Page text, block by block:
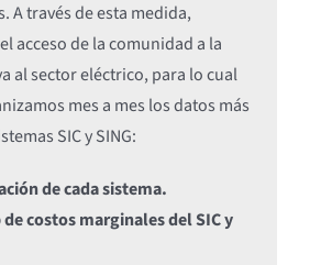
A través de esta medida,
acceso de la comunidad a la
al sector eléctrico, para lo cual
mes a mes los datos más
SIC y SING:
de cada sistema.
costos marginales del SIC y